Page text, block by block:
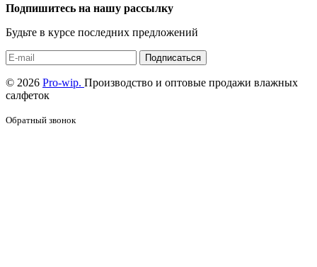
Подпишитесь на нашу рассылку
Будьте в курсе последних предложений
Подписаться
© 2026 Pro-wip. Производство и оптовые продажи влажных
салфеток
Обратный звонок